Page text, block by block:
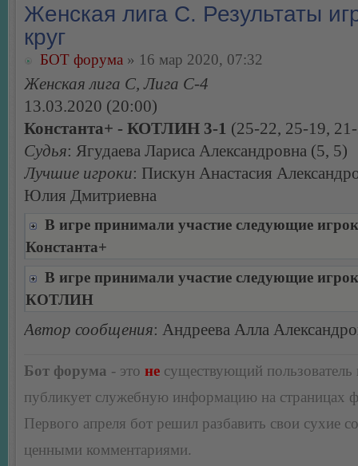
Женская лига С. Результаты
круг
БОТ форума » 16 мар 2020, 07:32
Женская лига С, Лига С-4
13.03.2020 (20:00)
Константа+ - КОТЛИН 3-1 (25-22, 25-19,
Судья: Ягудаева Лариса Александровна (5, 5)
Лучшие игроки: Пискун Анастасия
Юлия Дмитриевна
В игре принимали участие следующие
Константа+
В игре принимали участие следующие
КОТЛИН
Автор сообщения: Андреева Алла
Бот форума - это не существующий пользователь
публикует служебную информацию на страницах
Первого апреля бот решил разбавить свои сухие
ценными комментариями.